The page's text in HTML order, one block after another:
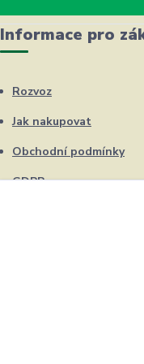
Informace pro
Rozvoz
Jak nakupovat
Obchodní podmínky
GDPR